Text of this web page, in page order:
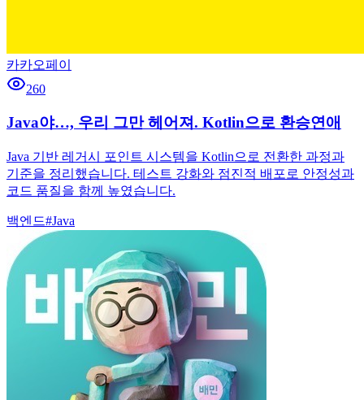
카카오페이
260
Java야…, 우리 그만 헤어져. Kotlin으로 환승연애
Java 기반 레거시 포인트 시스템을 Kotlin으로 전환한 과정과
기준을 정리했습니다. 테스트 강화와 점진적 배포로 안정성과
코드 품질을 함께 높였습니다.
백엔드#Java